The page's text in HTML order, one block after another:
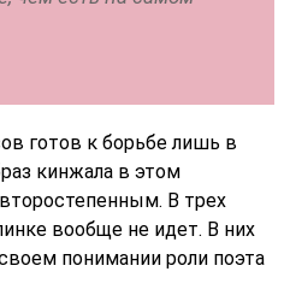
готов к борьбе лишь в
кинжала в этом
В трех
вообще не идет. В них
понимании роли поэта